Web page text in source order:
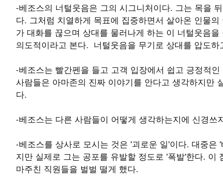
-베조스의 너털웃음은 그의 시그니처이다. 그는 목을
다. 그처럼 치열하게 목표에 집중하면서 살아온 인물
가 대화를 끊으며 상대를 물러나게 하는 이 너털웃음
의도적이라고 본다. 너털웃음을 무기로 상대를 압도
-베조스는 빨간펜을 들고 고객 입장에서 쉽고 긍정적
사람들은 아마존의 진짜 이야기를 안다고 생각하지만
다.
-베조스는 다른 사람들이 어떻게 생각하는지에 신경쓰
-베조스를 상사로 모시는 것은 '괴로운 일'이다. 대중
지만 실제로 그는 공포를 유발할 정도로 '폭발'한다.
마주친 직원들을 벌벌 떨게 했다.